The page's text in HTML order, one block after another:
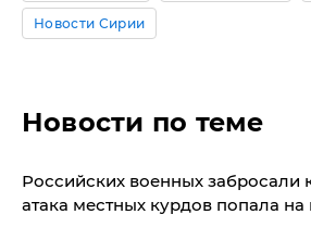
Новости Сирии
Новости по теме
Российских военных забросали
атака местных курдов попала